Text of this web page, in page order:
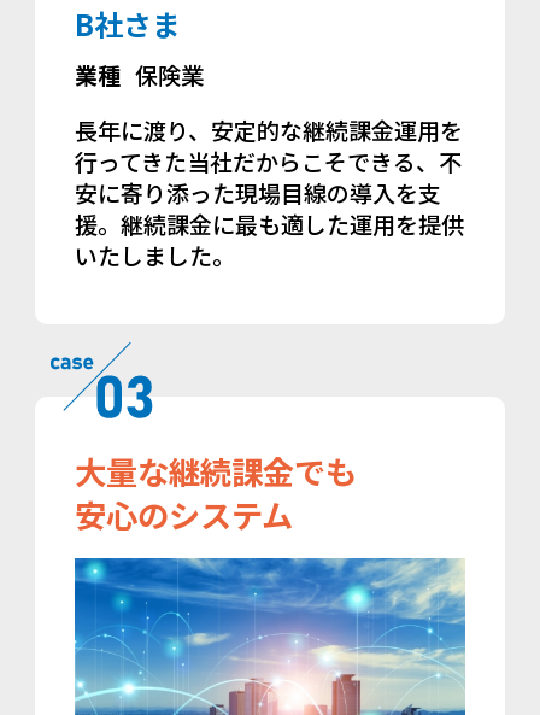
B社さま
業種 保険業
長年に渡り、安定的な継続課金運用を
行ってきた当社だからこそできる、不
安に寄り添った現場目線の導入を支
援。継続課金に最も適した運用を提供
いたしました。
大量な継続課金でも
安心のシステム